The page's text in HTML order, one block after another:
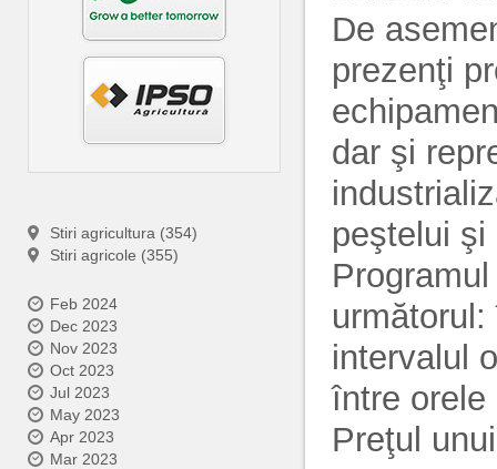
Stiri agricultura (354)
Stiri agricole (355)
Feb 2024
Dec 2023
Nov 2023
Oct 2023
Jul 2023
May 2023
Apr 2023
Mar 2023
De
prezenţi
dar şi
peştelui şi
intervalul
între orele
Preţul